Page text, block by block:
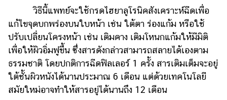
วิธีนี้แพทย์จะใช้กรดไฮยาลูโรนิคสังเคราะห์ฉีดเพื่อ
แก้ไขจุดบกพร่องบนใบหน้า เช่น ใต้ตา ร่องแก้ม หรือใช้
ปรับเปลี่ยนโครงหน้า เช่น เติมคาง เติมโหนกแก้มให้มีมิติ
เพื่อให้ผิวอิ่มฟูขึ้น ซึ่งสารดังกล่าวสามารถสลายได้เองตาม
ธรรมชาติ โดยปกติการฉีดฟิลเลอร์ 1 ครั้ง สารเติมเต็มจะอยู่
ใต้ชั้นผิวหนังได้นานประมาณ 6 เดือน แต่ด้วยเทคโนโลยี
สมัยใหม่อาจทำให้สารอยู่ได้นานถึง 12 เดือน